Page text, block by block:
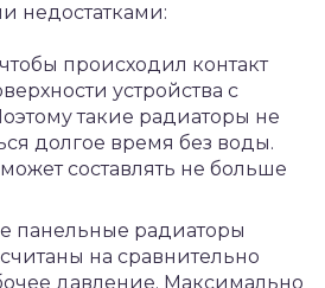
недостатками:
происходил контакт
устройства с
такие радиаторы не
долгое время без воды.
составлять не больше
панельные радиаторы
на сравнительно
давление. Максимально